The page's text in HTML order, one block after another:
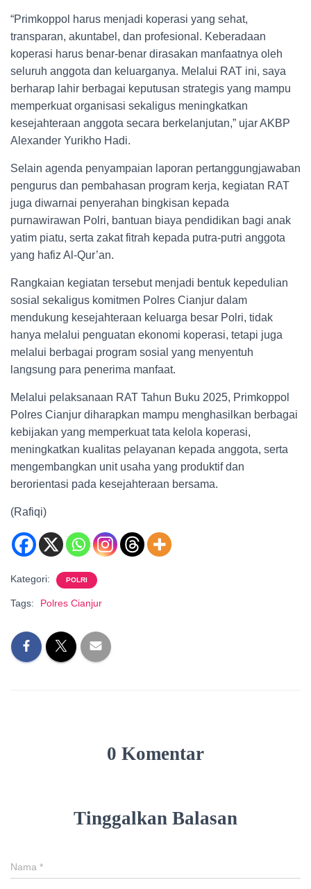
“Primkoppol harus menjadi koperasi yang sehat,
transparan, akuntabel, dan profesional. Keberadaan
koperasi harus benar-benar dirasakan manfaatnya oleh
seluruh anggota dan keluarganya. Melalui RAT ini, saya
berharap lahir berbagai keputusan strategis yang mampu
memperkuat organisasi sekaligus meningkatkan
kesejahteraan anggota secara berkelanjutan,” ujar AKBP
Alexander Yurikho Hadi.
Selain agenda penyampaian laporan pertanggungjawaban
pengurus dan pembahasan program kerja, kegiatan RAT
juga diwarnai penyerahan bingkisan kepada
purnawirawan Polri, bantuan biaya pendidikan bagi anak
yatim piatu, serta zakat fitrah kepada putra-putri anggota
yang hafiz Al-Qur’an.
Rangkaian kegiatan tersebut menjadi bentuk kepedulian
sosial sekaligus komitmen Polres Cianjur dalam
mendukung kesejahteraan keluarga besar Polri, tidak
hanya melalui penguatan ekonomi koperasi, tetapi juga
melalui berbagai program sosial yang menyentuh
langsung para penerima manfaat.
Melalui pelaksanaan RAT Tahun Buku 2025, Primkoppol
Polres Cianjur diharapkan mampu menghasilkan berbagai
kebijakan yang memperkuat tata kelola koperasi,
meningkatkan kualitas pelayanan kepada anggota, serta
mengembangkan unit usaha yang produktif dan
berorientasi pada kesejahteraan bersama.
(Rafiqi)
Kategori: POLRI
Tags: Polres Cianjur
0 Komentar
Tinggalkan Balasan
Nama *